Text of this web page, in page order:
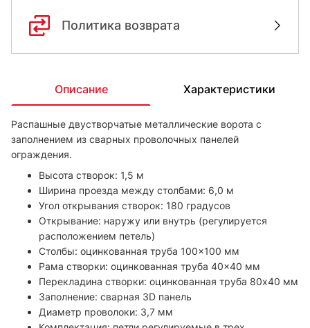
Политика возврата
Описание Характеристики
Распашные двустворчатые металлические ворота с
заполнением из сварных проволочных панелей
ограждения.
Высота створок: 1,5 м
Ширина проезда между столбами: 6,0 м
Угол открывания створок: 180 градусов
Открывание: наружу или внутрь (регулируется
расположением петель)
Столбы: оцинкованная труба 100×100 мм
Рама створки: оцинкованная труба 40×40 мм
Перекладина створки: оцинкованная труба 80х40 мм
Заполнение: сварная 3D панель
Диаметр проволоки: 3,7 мм